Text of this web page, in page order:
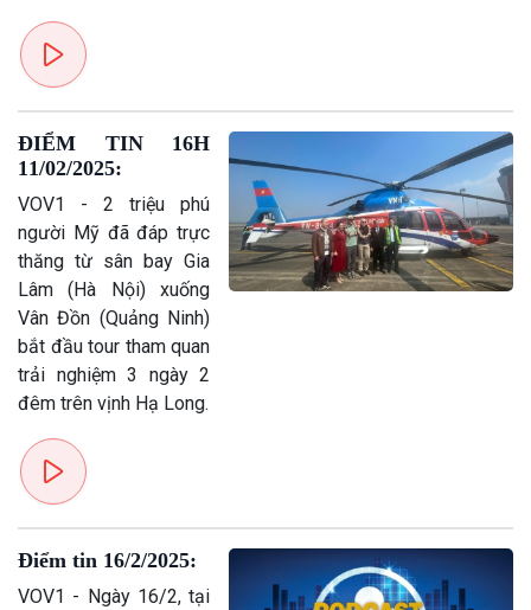
ĐIỂM TIN 16H
11/02/2025:
VOV1 - 2 triệu phú
người Mỹ đã đáp trực
thăng từ sân bay Gia
Lâm (Hà Nội) xuống
Vân Đồn (Quảng Ninh)
bắt đầu tour tham quan
trải nghiệm 3 ngày 2
đêm trên vịnh Hạ Long.
Điểm tin 16/2/2025:
VOV1 - Ngày 16/2, tại